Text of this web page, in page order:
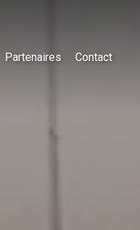
Partenaires Contact